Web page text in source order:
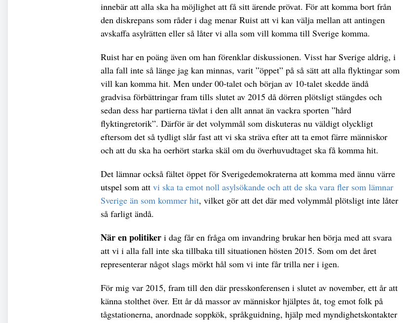
innebär att alla ska ha möjlighet att få sitt ärende prövat. För att komma bort från
den diskrepans som råder i dag menar Ruist att vi kan välja mellan att antingen
avskaffa asylrätten eller så låter vi alla som vill komma till Sverige komma.
Ruist har en poäng även om han förenklar diskussionen. Visst har Sverige aldrig, i
alla fall inte så länge jag kan minnas, varit ”öppet” på så sätt att alla flyktingar som
vill kan komma hit. Men under 00-talet och början av 10-talet skedde ändå
gradvisa förbättringar fram tills slutet av 2015 då dörren plötsligt stängdes och
sedan dess har partierna tävlat i den allt annat än vackra sporten ”hård
flyktingretorik”. Därför är det volymmål som diskuteras nu väldigt olyckligt
eftersom det så tydligt slår fast att vi ska sträva efter att ta emot färre människor
och att du ska ha oerhört starka skäl om du överhuvudtaget ska få komma hit.
Det lämnar också fältet öppet för Sverigedemokraterna att komma med ännu värre
utspel som att vi ska ta emot noll asylsökande och att de ska vara fler som lämnar
Sverige än som kommer hit, vilket gör att det där med volymmål plötsligt inte låter
så farligt ändå.
När en politiker i dag får en fråga om invandring brukar hen börja med att svara
att vi i alla fall inte ska tillbaka till situationen hösten 2015. Som om det året
representerar något slags mörkt hål som vi inte får trilla ner i igen.
För mig var 2015, fram till den där presskonferensen i slutet av november, ett år att
känna stolthet över. Ett år då massor av människor hjälptes åt, tog emot folk på
tågstationerna, anordnade soppkök, språkguidning, hjälp med myndighetskontakter